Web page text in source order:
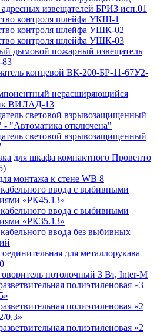
адресных извещателей БРИЗ исп.01
контроля шлейфа УКШ-1
контроля шлейфа УШК-02
контроля шлейфа УШК-03
дымовой пожарный извещатель
концевой ВК-200-БР-11-67У2-
нерасширяющийся
ВИЛАД-13
световой взрывозащищенный
- "Автоматика отключена"
световой взрывозащищенный
для шкафа компактного Провенто
монтажа к стене WB 8
ввода с выбивными
«РК45.13»
ввода с выбивными
«РК35.13»
ввода без выбивных
для металлорукава
потолочный 3 Вт, Inter-M
полиэтиленовая «3
полиэтиленовая «2
0,3»
полиэтиленовая «2